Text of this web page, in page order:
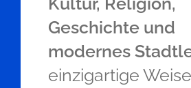
Geschichte und
modernes
einzigartige Weise